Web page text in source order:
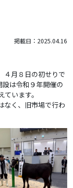
掲載日：2025.04.16
４月８日の初せりで
は令和９年開催の
います。
なく、旧市場で行わ